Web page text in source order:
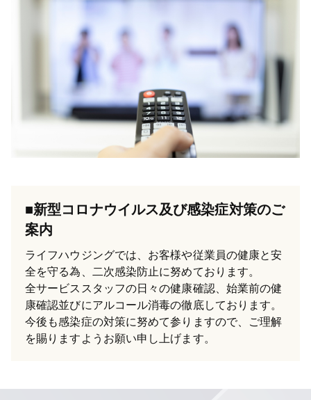
■新型コロナウイルス及び感染症対策のご
案内
ライフハウジングでは、お客様や従業員の健康と安
全を守る為、二次感染防止に努めております。
全サービススタッフの日々の健康確認、始業前の健
康確認並びにアルコール消毒の徹底しております。
今後も感染症の対策に努めて参りますので、ご理解
を賜りますようお願い申し上げます。